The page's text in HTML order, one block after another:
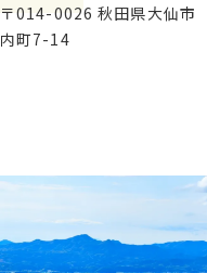
〒014-0026 秋田県大仙市
内町7-14